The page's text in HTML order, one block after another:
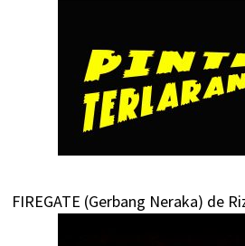
FIREGATE (Gerbang Neraka) de